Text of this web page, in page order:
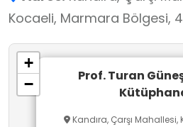
kütüphanede kısa bir kitap
anlatımı etkinliği
Kocaeli, Marmara Bölgesi,
Prof. Turan
Kandıra, Çarşı Mahallesi,
+
−